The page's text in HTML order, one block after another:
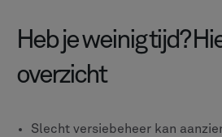
Heb je weinig tijd?
overzicht
Slecht versiebeheer kan